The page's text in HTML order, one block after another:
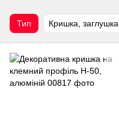
Тип Кришка, заглушка